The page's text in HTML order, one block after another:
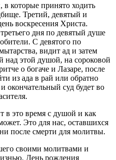
в которые принято ходить
Третий, девятый и
воскресения Христа.
дня по девятый душе
С девятого по
видит ад и затем
над этой душой, на сороковой
о богаче и Лазаре, после
из ада в рай или обратно
суд будет во
в это время с душой и как
Это для нас, оставшихся
после смерти для молитвы.
своими молитвами и
День рождения